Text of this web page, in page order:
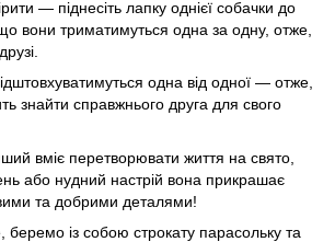
— піднесіть лапку однієї собачки до
вони триматимуться одна за одну, отже,
одна від одної — отже,
знайти справжнього друга для свого
вміє перетворювати життя на свято,
або нудний настрій вона прикрашає
та добрими деталями!
із собою строкату парасольку та